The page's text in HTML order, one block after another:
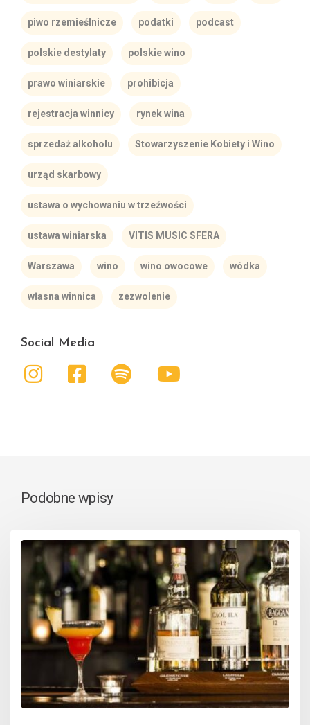
piwo rzemieślnicze podatki podcast
polskie destylaty polskie wino
prawo winiarskie prohibicja
rejestracja winnicy rynek wina
sprzedaż alkoholu Stowarzyszenie Kobiety i Wino
urząd skarbowy
ustawa o wychowaniu w trzeźwości
ustawa winiarska VITIS MUSIC SFERA
Warszawa wino wino owocowe wódka
własna winnica zezwolenie
Social Media
Podobne wpisy